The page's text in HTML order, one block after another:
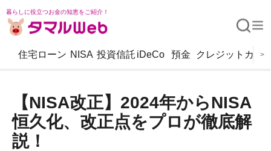
暮らしに役立つお金の知恵をご紹介！
住宅ローン NISA 投資信託 iDeCo 預金 クレジットカー
>
【NISA改正】2024年からNISA
恒久化、改正点をプロが徹底解
説！